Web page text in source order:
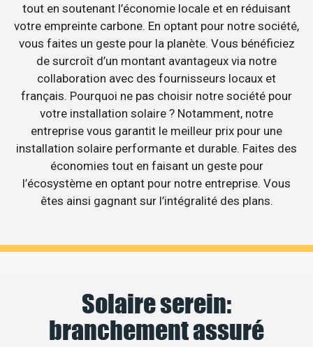
tout en soutenant l’économie locale et en réduisant
votre empreinte carbone. En optant pour notre société,
vous faites un geste pour la planète. Vous bénéficiez
de surcroît d’un montant avantageux via notre
collaboration avec des fournisseurs locaux et
français. Pourquoi ne pas choisir notre société pour
votre installation solaire ? Notamment, notre
entreprise vous garantit le meilleur prix pour une
installation solaire performante et durable. Faites des
économies tout en faisant un geste pour
l’écosystème en optant pour notre entreprise. Vous
êtes ainsi gagnant sur l’intégralité des plans.
Solaire serein:
branchement assuré